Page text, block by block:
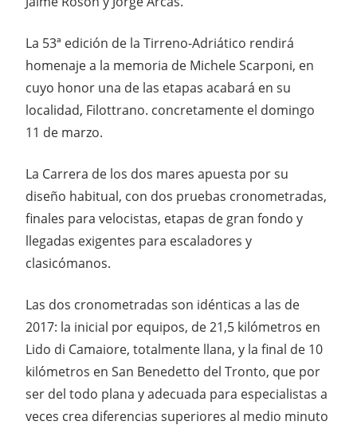
La 53ª edición de la Tirreno-Adriático rendirá
homenaje a la memoria de Michele Scarponi, en
cuyo honor una de las etapas acabará en su
localidad, Filottrano. concretamente el domingo
11 de marzo.
La Carrera de los dos mares apuesta por su
diseño habitual, con dos pruebas cronometradas,
finales para velocistas, etapas de gran fondo y
llegadas exigentes para escaladores y
clasicómanos.
Las dos cronometradas son idénticas a las de
2017: la inicial por equipos, de 21,5 kilómetros en
Lido di Camaiore, totalmente llana, y la final de 10
kilómetros en San Benedetto del Tronto, que por
ser del todo plana y adecuada para especialistas a
veces crea diferencias superiores al medio minuto